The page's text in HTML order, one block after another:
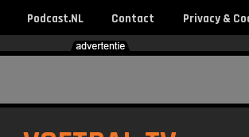
Podcast.NL Contact Privacy &